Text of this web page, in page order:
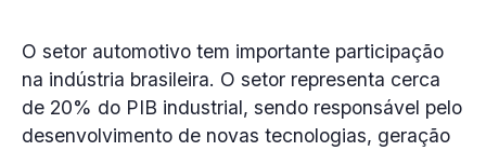
O setor automotivo tem importante participação
na indústria brasileira. O setor representa cerca
de 20% do PIB industrial, sendo responsável pelo
desenvolvimento de novas tecnologias, geração